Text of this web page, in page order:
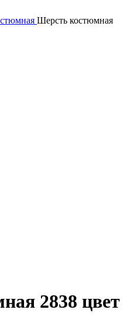
Шерсть костюмная
2838 цвет